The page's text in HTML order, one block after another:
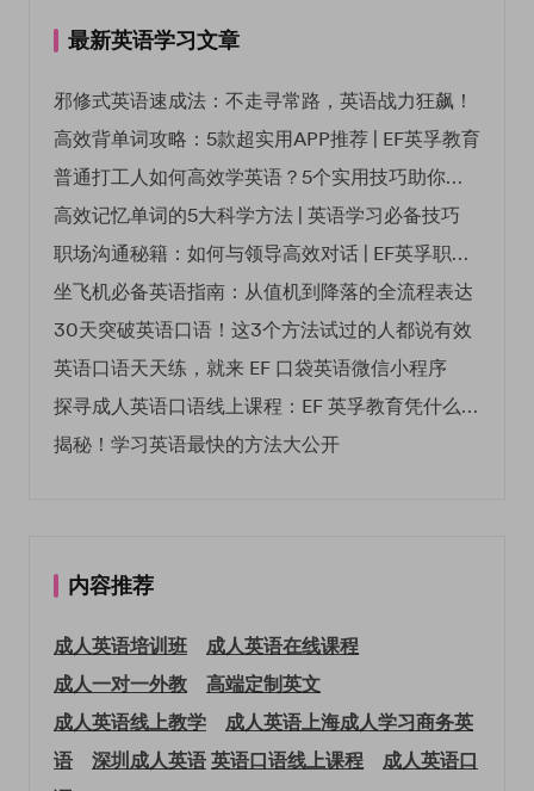
最新英语学习文章
邪修式英语速成法：不走寻常路，英语战力狂飙！
高效背单词攻略：5款超实用APP推荐 | EF英孚教育
普通打工人如何高效学英语？5个实用技巧助你突破职场瓶颈
高效记忆单词的5大科学方法 | 英语学习必备技巧
职场沟通秘籍：如何与领导高效对话 | EF英孚职场指南
坐飞机必备英语指南：从值机到降落的全流程表达
30天突破英语口语！这3个方法试过的人都说有效
英语口语天天练，就来 EF 口袋英语微信小程序
探寻成人英语口语线上课程：EF 英孚教育凭什么领航
揭秘！学习英语最快的方法大公开
内容推荐
成人英语培训班
成人英语在线课程
成人一对一外教
高端定制英文
成人英语线上教学
成人英语上海成人学习商务英
语
深圳成人英语英语口语线上课程
成人英语口